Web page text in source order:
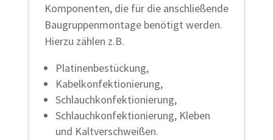
Komponenten, die für die anschließende
Baugruppenmontage benötigt werden.
Hierzu zählen z.B.
Platinenbestückung,
Kabelkonfektionierung,
Schlauchkonfektionierung,
Schlauchkonfektionierung, Kleben
und Kaltverschweißen.